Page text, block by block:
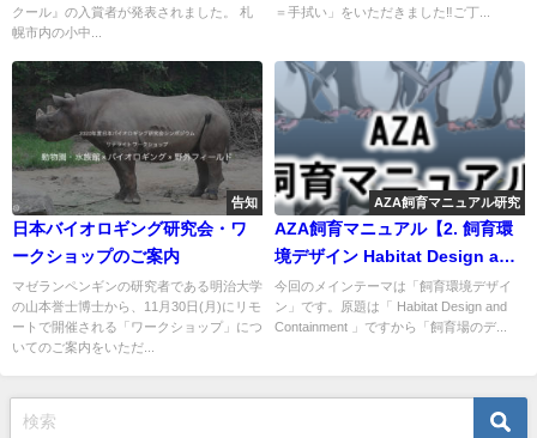
クール』の入賞者が発表されました。 札
幌市内の小中...
＝手拭い」をいただきました‼️ご丁...
告知
日本バイオロギング研究会・ワ
ークショップのご案内
マゼランペンギンの研究者である明治大学
の山本誉士博士から、11月30日(月)にリモ
ートで開催される「ワークショップ」につ
いてのご案内をいただ...
AZA飼育マニュアル研究
AZA飼育マニュアル【2. 飼育環
境デザイン Habitat Design and
Containment】
今回のメインテーマは「飼育環境デザイ
ン」です。原題は「 Habitat Design and
Containment 」ですから「飼育場のデ...